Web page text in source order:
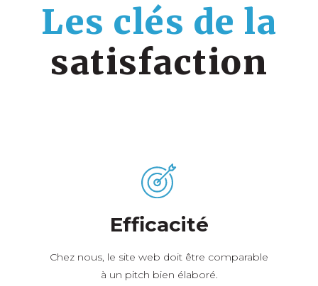
Les clés de la
satisfaction
Efficacité
Chez nous, le site web doit être comparable
à un pitch bien élaboré.